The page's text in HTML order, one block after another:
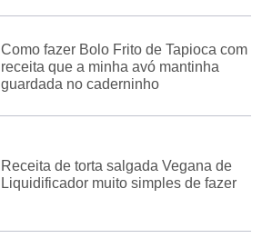
Como fazer Bolo Frito de Tapioca com
receita que a minha avó mantinha
guardada no caderninho
Receita de torta salgada Vegana de
Liquidificador muito simples de fazer